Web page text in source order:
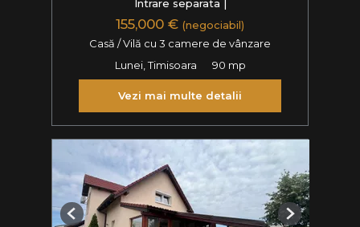
Intrare separata |
155,000 € (negociabil)
Casă / Vilă cu 3 camere de vânzare
Lunei, Timisoara
90 mp
Vezi mai multe detalii
Previous Next